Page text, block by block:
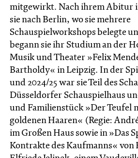
mitgewirkt. Nach ihrem Abitur
sie nach Berlin, wo sie mehrere
Schauspielworkshops belegte
begann sie ihr Studium an der
Musik und Theater »Felix
Bartholdy« in Leipzig. In der
und 2024/25 war sie Teil des
Düsseldorfer Schauspielhaus
und Familienstück »Der Teufel
goldenen Haaren« (Regie:
im Großen Haus sowie in »Das
Kontrakte des Kaufmanns« von